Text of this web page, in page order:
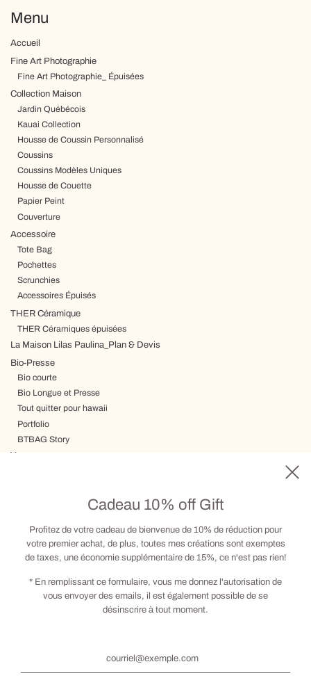
Menu
Accueil
Fine Art Photographie
Fine Art Photographie_ Épuisées
Collection Maison
Jardin Québécois
Kauai Collection
Housse de Coussin Personnalisé
Coussins
Coussins Modèles Uniques
Housse de Couette
Papier Peint
Couverture
Accessoire
Tote Bag
Pochettes
Scrunchies
Accessoires Épuisés
THER Céramique
THER Céramiques épuisées
La Maison Lilas Paulina_Plan & Devis
Bio-Presse
Bio courte
Bio Longue et Presse
Tout quitter pour hawaii
Portfolio
BTBAG Story
Voyage
Social
Cadeau 10% off Gift
Profitez de votre cadeau de bienvenue de 10% de réduction pour
votre premier achat, de plus, toutes mes créations sont exemptes
de taxes, une économie supplémentaire de 15%, ce n'est pas rien!
* En remplissant ce formulaire, vous me donnez l'autorisation de
vous envoyer des emails, il est également possible de se
désinscrire à tout moment.